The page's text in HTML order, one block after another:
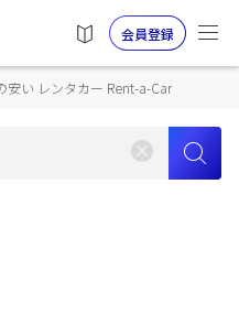
会員登録
い レンタカー Rent-a-Car